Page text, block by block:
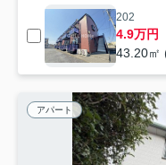
202
4.9万円
43.20㎡
アパート